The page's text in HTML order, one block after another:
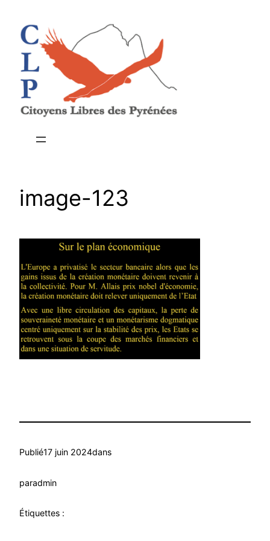
contenu
image-123
Publié17 juin 2024dans
paradmin
Étiquettes :